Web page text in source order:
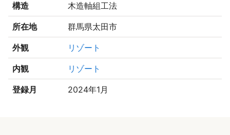
構造 木造軸組工法
所在地 群馬県太田市
外観 リゾート
内観 リゾート
登録月 2024年1月